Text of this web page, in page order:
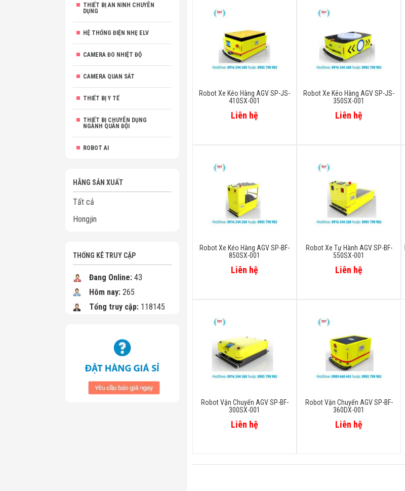
THIẾT BỊ AN NINH CHUYÊN
DỤNG
HỆ THỐNG ĐIỆN NHẸ ELV
CAMERA ĐO NHIỆT ĐỘ
CAMERA QUAN SÁT
THIẾT BỊ Y TẾ
THIẾT BỊ CHUYÊN DỤNG
NGÀNH QUÂN ĐỘI
ROBOT AI
HÃNG SẢN XUẤT
Tất cả
Hongjin
THỐNG KÊ TRUY CẬP
Đang Online: 43
Hôm nay: 265
Tổng truy cập: 118145
Robot Xe Kéo Hàng AGV SP-JS-
410SX-001
Liên hệ
Robot Xe Kéo Hàng AGV SP-JS-
350SX-001
Liên hệ
Robot Xe Kéo Hàng AGV SP-BF-
850SX-001
Liên hệ
Robot Xe Tự Hành AGV SP-BF-
550SX-001
Liên hệ
Robot Vận Chuyển AGV SP-BF-
300SX-001
Liên hệ
Robot Vận Chuyển AGV SP-BF-
360DX-001
Liên hệ